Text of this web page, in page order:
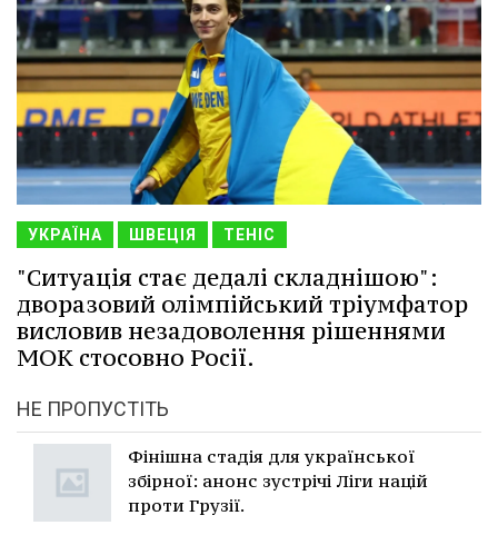
УКРАЇНА ШВЕЦІЯ ТЕНІС
"Ситуація стає дедалі складнішою":
дворазовий олімпійський тріумфатор
висловив незадоволення рішеннями
МОК стосовно Росії.
НЕ ПРОПУСТІТЬ
Фінішна стадія для української
збірної: анонс зустрічі Ліги націй
проти Грузії.